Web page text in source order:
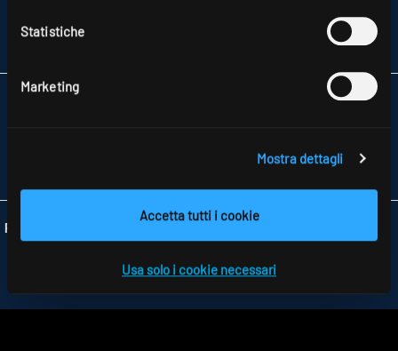
Statistiche
Marketing
Mostra dettagli
Accetta tutti i cookie
Usa solo i cookie necessari
CONDIZIONI GENERALI DI CONTRATTO
Folgen Sie uns: